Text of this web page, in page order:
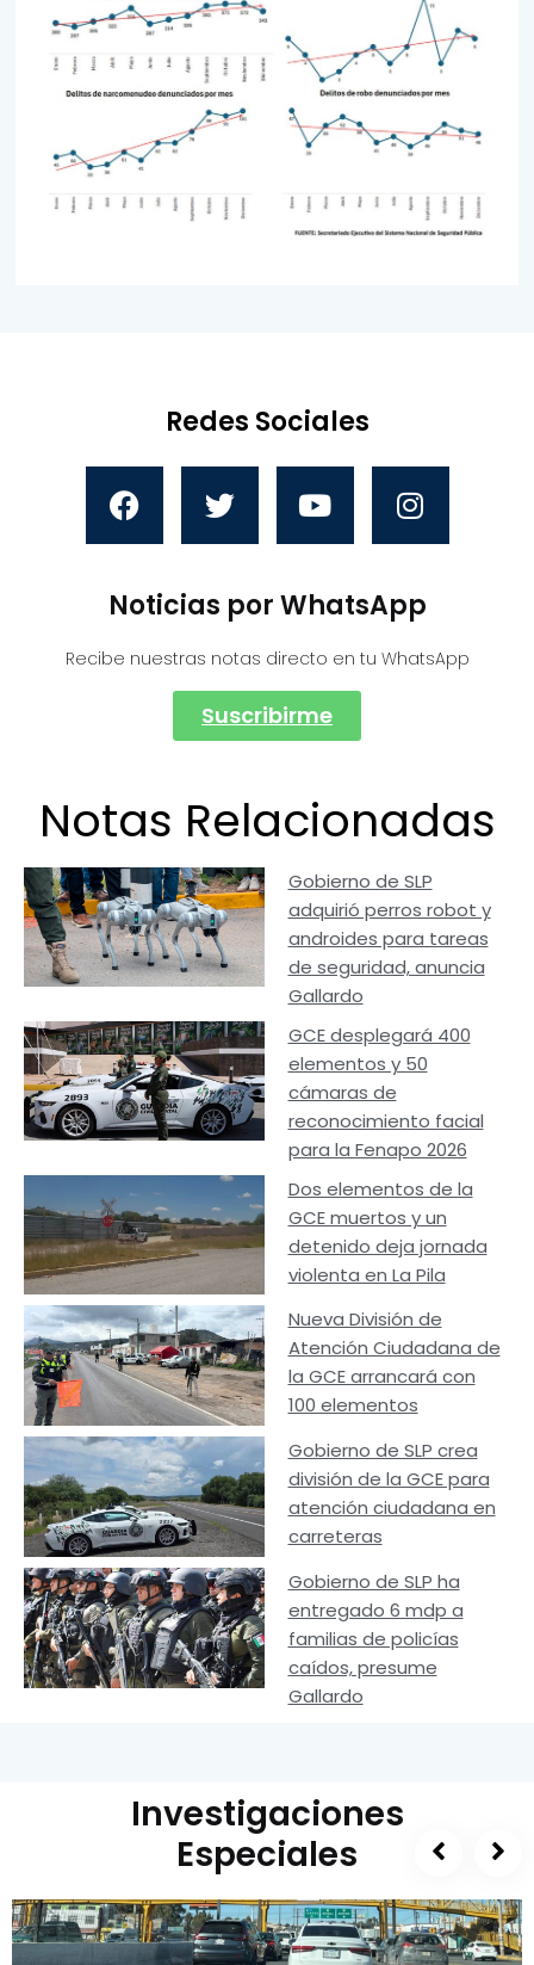
Redes Sociales
Noticias por WhatsApp
Recibe nuestras notas directo en tu WhatsApp
Suscribirme
Notas Relacionadas
Gobierno de SLP
adquirió perros robot y
androides para tareas
de seguridad, anuncia
Gallardo
GCE desplegará 400
elementos y 50
cámaras de
reconocimiento facial
para la Fenapo 2026
Dos elementos de la
GCE muertos y un
detenido deja jornada
violenta en La Pila
Nueva División de
Atención Ciudadana de
la GCE arrancará con
100 elementos
Gobierno de SLP crea
división de la GCE para
atención ciudadana en
carreteras
Gobierno de SLP ha
entregado 6 mdp a
familias de policías
caídos, presume
Gallardo
Investigaciones
Especiales